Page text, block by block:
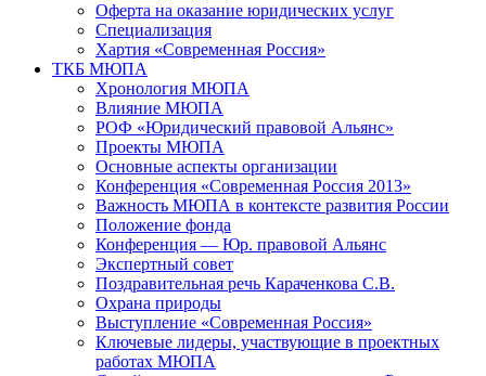
Оферта на оказание юридических услуг
Специализация
Хартия «Современная Россия»
ТКБ МЮПА
Хронология МЮПА
Влияние МЮПА
РОФ «Юридический правовой Альянс»
Проекты МЮПА
Основные аспекты организации
Конференция «Современная Россия 2013»
Важность МЮПА в контексте развития России
Положение фонда
Конференция — Юр. правовой Альянс
Экспертный совет
Поздравительная речь Караченкова С.В.
Охрана природы
Выступление «Современная Россия»
Ключевые лидеры, участвующие в проектных
работах МЮПА